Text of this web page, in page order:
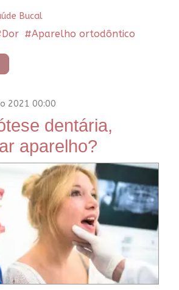
Bucal
Dor Aparelho ortodôntico
2021 00:00
dentária,
aparelho?